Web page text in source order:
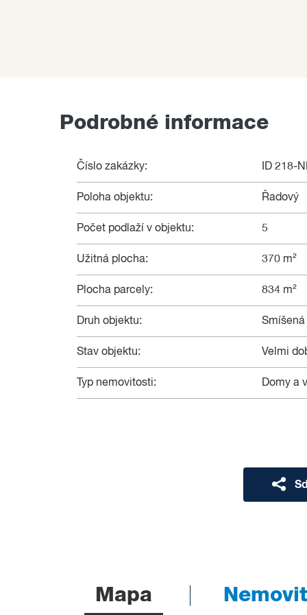
Podrobné informace
Číslo zakázky: ID 218-
Poloha objektu: Řadový
Počet podlaží v objektu: 5
Užitná plocha: 370 m²
Plocha parcely: 834 m²
Druh objektu: Smíšená
Stav objektu: Velmi
Typ nemovitosti: Domy a
Mapa